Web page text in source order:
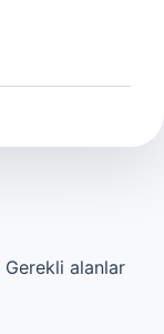
Gerekli alanlar